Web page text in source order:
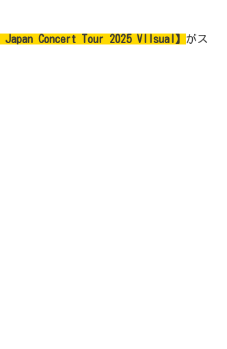
Japan Concert Tour 2025 VIIsual】 がス